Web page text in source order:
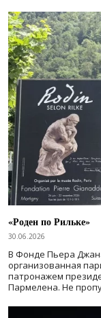
«Роден по Рильке»
30.06.2026
В Фонде Пьера
организованная
патронажем
Пармелена. Не